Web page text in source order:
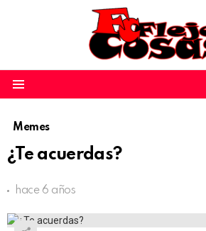
Memes
¿Te acuerdas?
hace 6 años